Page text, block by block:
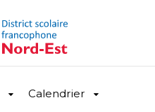
Calendrier